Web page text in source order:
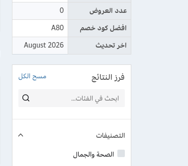
عدد العروض
0
افضل كود خصم
A80
اخر تحديث
August 2026
فرز النتائج مسح الكل
التصنيفات
الصحة والجمال